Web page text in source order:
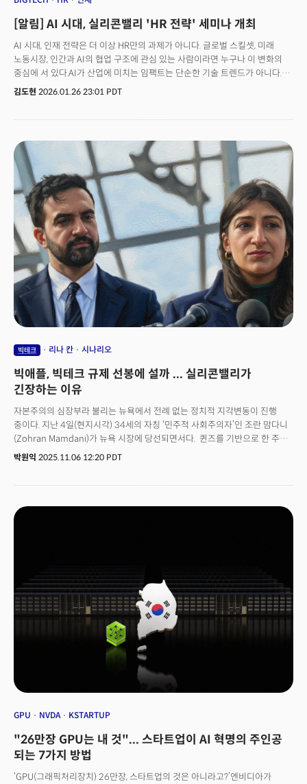
[알림] AI 시대, 실리콘밸리 'HR 전략' 세미나 개최
AI 시대, 인재 전략은 더 이상 HR만의 과제가 아니다. 글로벌 스킬셋, 미래
노동시장, 인간과 AI의 협업 구조에 관심 있는 사람이라면 누구나 이 변화의
중심에 서 있다.AI가 산업에 미치는 임팩트는 단순한 기술 트렌드가 아니다.
노동의 구조 자체가 재편되고 있다는 신호다. 미래의 '일'은 더 이상 사람만의
도달했다. 이는 일자리 소멸이 아니라 일이 수행되는 방식과 역할 정의 자체가
근본적으로 바뀌고 있음을 의미한다. 일부 역할은 축소되고, 일부는 확장되며,
지금까지 존재하지 않았던 새로운 역할이 등장한다.HR은 더 이상 채용, 평가,
교육, 조직문화를 관리하는 지원 조직에 머무르지 않는다. 비즈니스의
최전선에서 전략을 설계하고 의사결정을 함께 책임지는 '전략 파트너
(HRBP)'로 진화하고 있다. 인간과 지능형 기계가 어떻게 협력할 것인가를
설계하는 조직으로 역할이 확장되고 있는 것이다.더밀크는 이 같은
실리콘밸리 인재 전략 변화를 가장 선명하게 보여주는 세미나를 국내 최대 HR
커뮤니티 '기고만장'과 인재 및 세미나 전략 기업 '캐스팅코드'의 후원으로
개최한다.
김도현 2026.01.26 23:01 PDT
빅테크 리나 칸 시나리오
빅애플, 빅테크 규제 선봉에 설까 ... 실리콘밸리가
긴장하는 이유
자본주의의 심장부라 불리는 뉴욕에서 전례 없는 정치적 지각변동이 진행
중이다. 지난 4일(현지시각) 34세의 자칭 ‘민주적 사회주의자’인 조란 맘다니
(Zohran Mamdani)가 뉴욕 시장에 당선되면서다. 퀸즈를 기반으로 한 주
하원의원 출신의 맘다니는 뉴욕 역사상 100년 만의 최연소 시장이자, 최초의
것에서 새로운 것으로 발을 내딛고, 한 시대가 끝나며 오랫동안 억눌렸던
민족의 영혼이 목소리를 낼 때”라고 말하며, 인도의 초대 총리 자와할랄
안고 뉴욕 시민들이 선거에 참여, 맘다니 돌풍을 만들어 냈다는 게 전문가들의
분석이다.👉민주당 압승, 트럼프 추락...'생활비 지옥'앞에 이념은 없었다더
중요한 건 앞으로 그의 정책이 어떻게 전개될 것이냐는 점이다. 맘다니 신임
시장은 당선 직후 인수위원회 공동위원장 명단에 ‘빅테크 저격수’라는
별명으로 전 세계 테크 기업들을 공포에 떨게 했던 리나 칸(Lina Khan) 전
연방거래위원회(FTC) 위원장을 포함, 이미 정책 실행 준비에 돌입했다. FTC는
한국의 공정거래위원회격으로, 기업의 반독점 여부를 조사하는 권력
기관이다. 칸의 임명은 맘다니의 급진적 공약이 단순한 선거용 구호가
아니라는 걸 시장에 알린 첫 번째 ‘경고 사격’으로 해석된다.
박원익 2025.11.06 12:20 PDT
GPU NVDA KSTARTUP
"26만장 GPU는 내 것"... 스타트업이 AI 혁명의 주인공
되는 7가지 방법
‘GPU(그래픽처리장치) 26만장, 스타트업의 것은 아니라고?’엔비디아가